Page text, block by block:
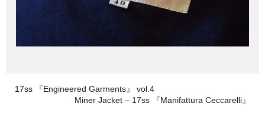
17ss 『Engineered Garments』 vol.4
Miner Jacket – 17ss 『Manifattura Ceccarelli』